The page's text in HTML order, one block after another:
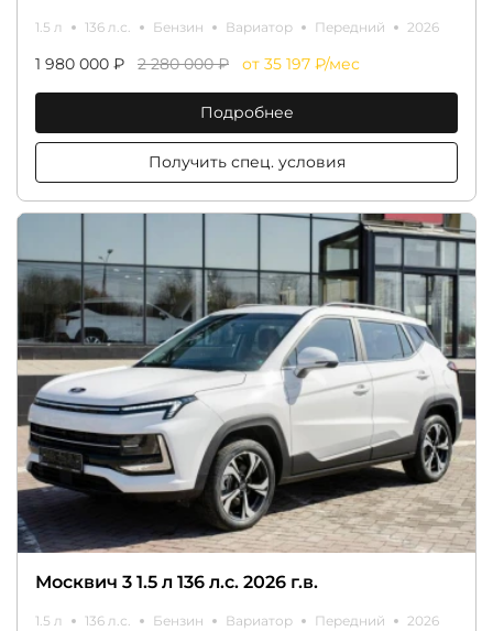
1.5 л 136 л.с. Бензин Вариатор Передний 2026
1 980 000 ₽ 2 280 000 ₽ от 35 197 ₽/мес
Подробнее
Получить спец. условия
Москвич 3 1.5 л 136 л.с. 2026 г.в.
1.5 л 136 л.с. Бензин Вариатор Передний 2026